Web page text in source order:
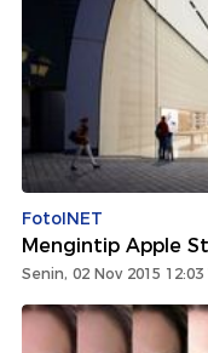
FotoINET
Mengintip Apple
Senin, 02 Nov 2015 12:03